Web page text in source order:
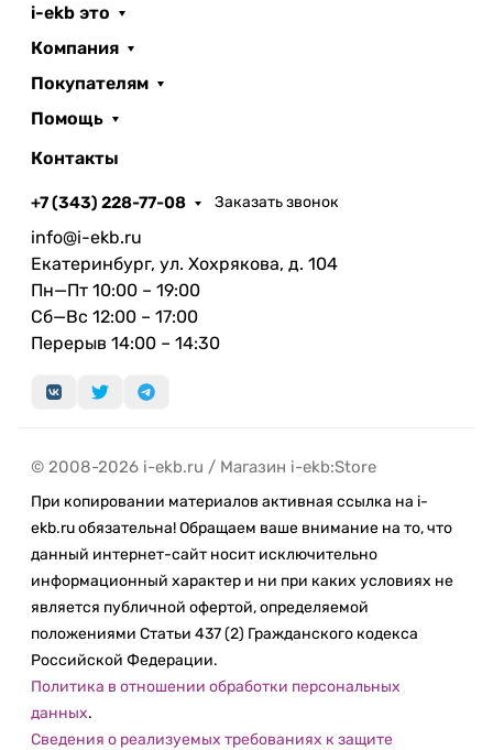
i-ekb это
Компания
Покупателям
Помощь
Контакты
+7 (343) 228-77-08 Заказать звонок
info@i-ekb.ru
Екатеринбург, ул. Хохрякова, д. 104
Пн—Пт 10:00 – 19:00
Сб—Вс 12:00 – 17:00
Перерыв 14:00 – 14:30
© 2008-2026 i-ekb.ru / Магазин i-ekb:Store
При копировании материалов активная ссылка на i-
ekb.ru обязательна! Обращаем ваше внимание на то, что
данный интернет-сайт носит исключительно
информационный характер и ни при каких условиях не
является публичной офертой, определяемой
положениями Статьи 437 (2) Гражданского кодекса
Российской Федерации.
Политика в отношении обработки персональных
данных.
Сведения о реализуемых требованиях к защите